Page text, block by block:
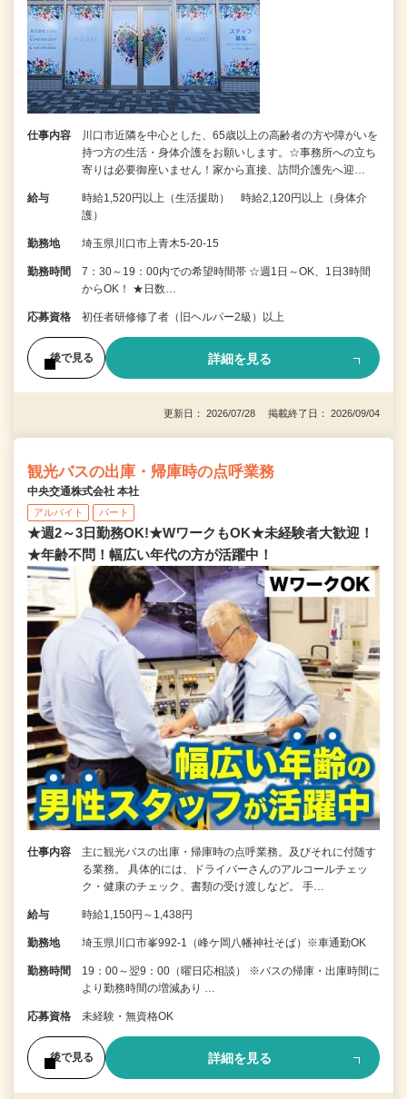
仕事内容
川口市近隣を中心とした、65歳以上の高齢者の方や障がいを
持つ方の生活・身体介護をお願いします。☆事務所への立ち
寄りは必要御座いません！家から直接、訪問介護先へ迎…
給与
時給1,520円以上（生活援助） 時給2,120円以上（身体介
護）
勤務地 埼玉県川口市上青木5-20-15
勤務時間
7：30～19：00内での希望時間帯 ☆週1日～OK、1日3時間
からOK！ ★日数…
応募資格 初任者研修修了者（旧ヘルパー2級）以上
後で見る 詳細を見る
更新日： 2026/07/28 掲載終了日： 2026/09/04
観光バスの出庫・帰庫時の点呼業務
中央交通株式会社 本社
アルバイト パート
★週2～3日勤務OK!★WワークもOK★未経験者大歓迎！
★年齢不問！幅広い年代の方が活躍中！
仕事内容
主に観光バスの出庫・帰庫時の点呼業務。及びそれに付随す
る業務。 具体的には、ドライバーさんのアルコールチェッ
ク・健康のチェック、書類の受け渡しなど。 手…
給与 時給1,150円～1,438円
勤務地 埼玉県川口市峯992-1（峰ケ岡八幡神社そば）※車通勤OK
勤務時間
19：00～翌9：00（曜日応相談） ※バスの帰庫・出庫時間に
より勤務時間の増減あり …
応募資格 未経験・無資格OK
後で見る 詳細を見る